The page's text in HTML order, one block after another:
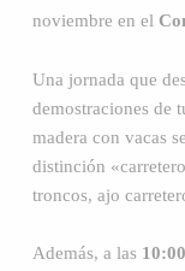
noviembre en el
Una jornada que
demostraciones de
madera con vacas
distinción
troncos, ajo
Además, a las